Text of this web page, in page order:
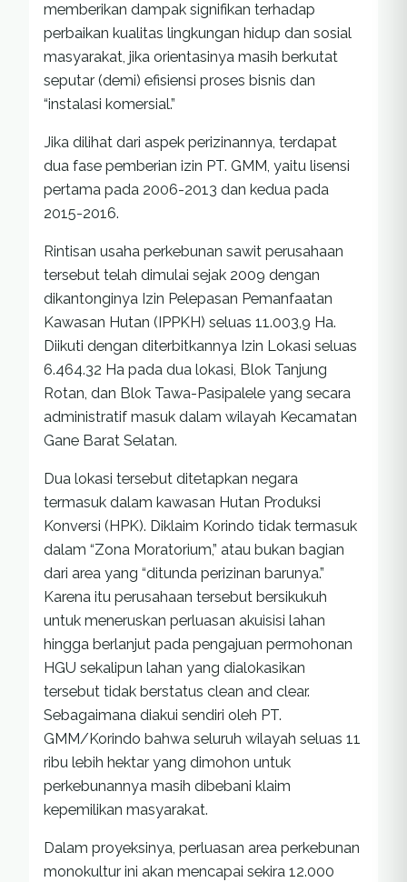
memberikan dampak signifikan terhadap
perbaikan kualitas lingkungan hidup dan sosial
masyarakat, jika orientasinya masih berkutat
seputar (demi) efisiensi proses bisnis dan
“instalasi komersial.”
Jika dilihat dari aspek perizinannya, terdapat
dua fase pemberian izin PT. GMM, yaitu lisensi
pertama pada 2006-2013 dan kedua pada
2015-2016.
Rintisan usaha perkebunan sawit perusahaan
tersebut telah dimulai sejak 2009 dengan
dikantonginya Izin Pelepasan Pemanfaatan
Kawasan Hutan (IPPKH) seluas 11.003,9 Ha.
Diikuti dengan diterbitkannya Izin Lokasi seluas
6.464.32 Ha pada dua lokasi, Blok Tanjung
Rotan, dan Blok Tawa-Pasipalele yang secara
administratif masuk dalam wilayah Kecamatan
Gane Barat Selatan.
Dua lokasi tersebut ditetapkan negara
termasuk dalam kawasan Hutan Produksi
Konversi (HPK). Diklaim Korindo tidak termasuk
dalam “Zona Moratorium,” atau bukan bagian
dari area yang “ditunda perizinan barunya.”
Karena itu perusahaan tersebut bersikukuh
untuk meneruskan perluasan akuisisi lahan
hingga berlanjut pada pengajuan permohonan
HGU sekalipun lahan yang dialokasikan
tersebut tidak berstatus clean and clear.
Sebagaimana diakui sendiri oleh PT.
GMM/Korindo bahwa seluruh wilayah seluas 11
ribu lebih hektar yang dimohon untuk
perkebunannya masih dibebani klaim
kepemilikan masyarakat.
Dalam proyeksinya, perluasan area perkebunan
monokultur ini akan mencapai sekira 12.000